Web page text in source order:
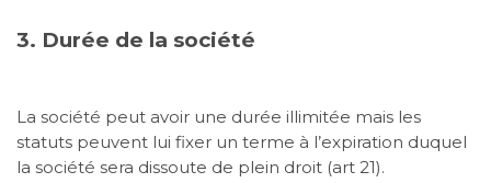
3. Durée de la société
La société peut avoir une durée illimitée mais les
statuts peuvent lui fixer un terme à l’expiration duquel
la société sera dissoute de plein droit (art 21).